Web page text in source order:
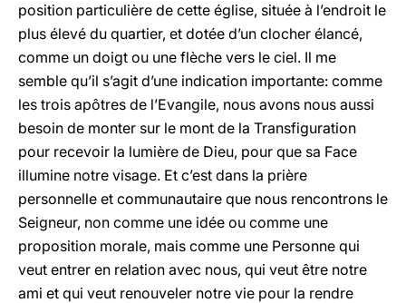
position particulière de cette église, située à l’endroit le
plus élevé du quartier, et dotée d’un clocher élancé,
comme un doigt ou une flèche vers le ciel. Il me
semble qu’il s’agit d’une indication importante: comme
les trois apôtres de l’Evangile, nous avons nous aussi
besoin de monter sur le mont de la Transfiguration
pour recevoir la lumière de Dieu, pour que sa Face
illumine notre visage. Et c’est dans la prière
personnelle et communautaire que nous rencontrons le
Seigneur, non comme une idée ou comme une
proposition morale, mais comme une Personne qui
veut entrer en relation avec nous, qui veut être notre
ami et qui veut renouveler notre vie pour la rendre